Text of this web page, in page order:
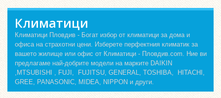
Климатици
Климатици Пловдив - Богат избор от климатици за дома и
офиса на страхотни цени. Изберете перфектния климатик за
вашето жилище или офис от Климатици - Пловдив.com. Ние ви
предлагаме най-добрите модели на марките DAIKIN
,MTSUBISHI , FUJI, FUJITSU, GENERAL, TOSHIBA, HITACHI,
GREE, PANASONIC, MIDEA, NIPPON и други.